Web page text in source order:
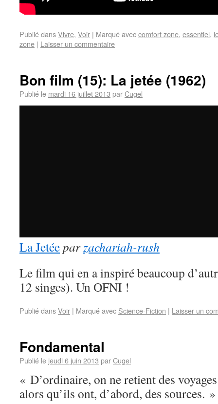
Publié dansVivre, Voir | Marqué aveccomfort zone, essentiel,
zone | Laisser un commentaire
Bon film (15): La jetée (1962)
Publié le mardi 16 juillet 2013 parCugel
La Jetéeparzachariah-rush
Le film qui en a inspiré beaucoup
12 singes). Un OFNI !
Publié dansVoir | Marqué avec Science-Fiction | Laisser un
Fondamental
Publié le jeudi 6 juin 2013 parCugel
« D’ordinaire, on ne retient des
alors qu’ils ont, d’abord, des sources. »